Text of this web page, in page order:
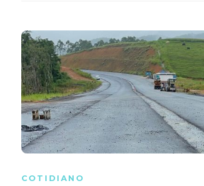
COTIDIANO